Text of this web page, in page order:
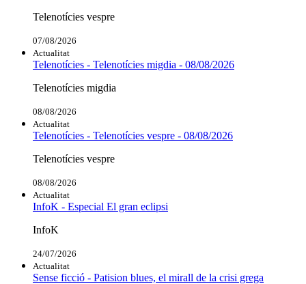
Telenotícies vespre
07/08/2026
Actualitat
Telenotícies - Telenotícies migdia - 08/08/2026
Telenotícies migdia
08/08/2026
Actualitat
Telenotícies - Telenotícies vespre - 08/08/2026
Telenotícies vespre
08/08/2026
Actualitat
InfoK - Especial El gran eclipsi
InfoK
24/07/2026
Actualitat
Sense ficció - Patision blues, el mirall de la crisi grega